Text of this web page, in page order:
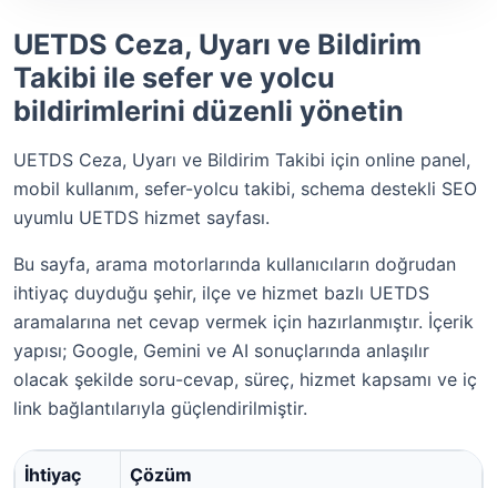
UETDS Ceza, Uyarı ve Bildirim
Takibi ile sefer ve yolcu
bildirimlerini düzenli yönetin
UETDS Ceza, Uyarı ve Bildirim Takibi için online panel,
mobil kullanım, sefer-yolcu takibi, schema destekli SEO
uyumlu UETDS hizmet sayfası.
Bu sayfa, arama motorlarında kullanıcıların doğrudan
ihtiyaç duyduğu şehir, ilçe ve hizmet bazlı UETDS
aramalarına net cevap vermek için hazırlanmıştır. İçerik
yapısı; Google, Gemini ve AI sonuçlarında anlaşılır
olacak şekilde soru-cevap, süreç, hizmet kapsamı ve iç
link bağlantılarıyla güçlendirilmiştir.
İhtiyaç Çözüm